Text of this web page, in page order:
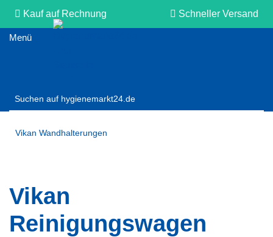
Kauf auf Rechnung Schneller Versand
Vikan Wandhalterungen
Vikan
Reinigungswagen